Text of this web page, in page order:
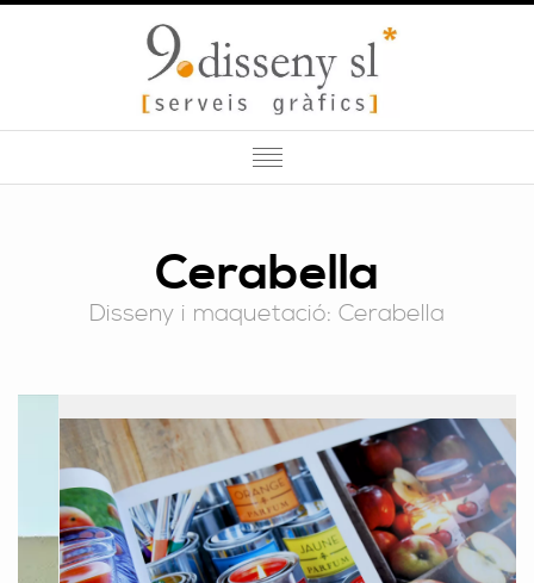
SERVEIS
PORTFOLI
BLOG
Cerabella
Disseny i maquetació: Cerabella